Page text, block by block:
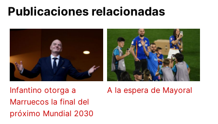
Publicaciones relacionadas
Infantino otorga a
Marruecos la final del
próximo Mundial 2030
A la espera de Mayoral